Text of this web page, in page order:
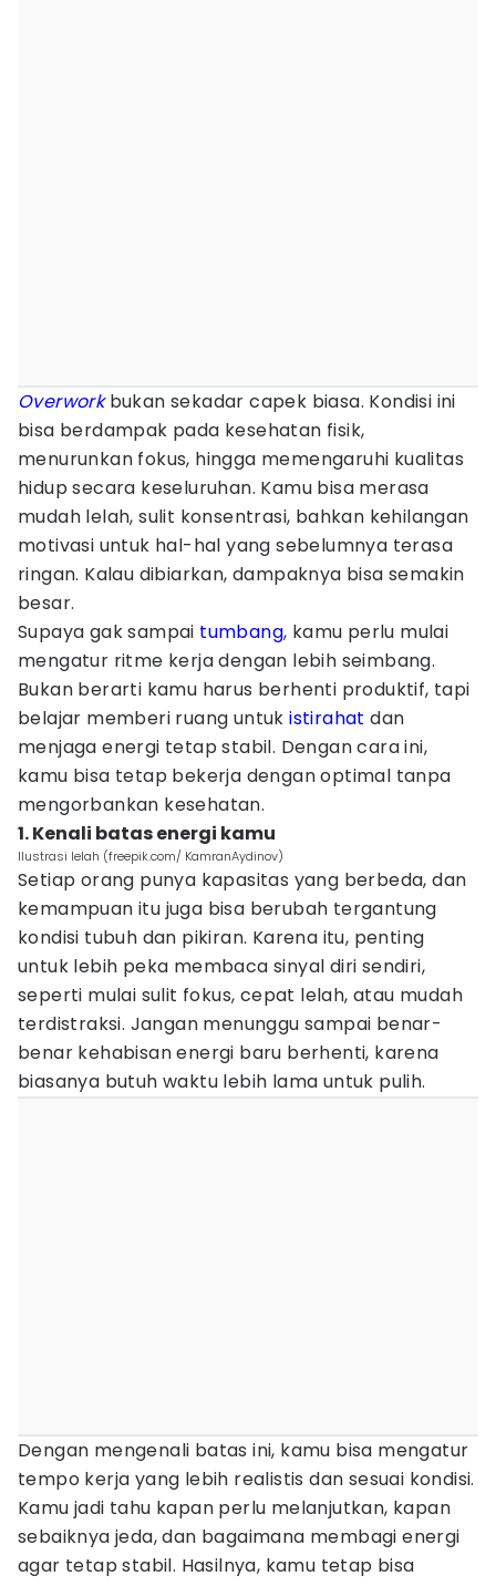
Overworkbukan sekadar capek biasa. Kondisi ini
bisa berdampak pada kesehatan fisik,
menurunkan fokus, hingga memengaruhi kualitas
hidup secara keseluruhan. Kamu bisa merasa
mudah lelah, sulit konsentrasi, bahkan kehilangan
motivasi untuk hal-hal yang sebelumnya terasa
ringan. Kalau dibiarkan, dampaknya bisa semakin
besar.
Supaya gak sampai tumbang, kamu perlu mulai
mengatur ritme kerja dengan lebih seimbang.
Bukan berarti kamu harus berhenti produktif, tapi
belajar memberi ruang untukistirahat dan
menjaga energi tetap stabil. Dengan cara ini,
kamu bisa tetap bekerja dengan optimal tanpa
mengorbankan kesehatan.
1. Kenali batas energi kamu
Ilustrasi lelah (freepik.com/ KamranAydinov)
Setiap orang punya kapasitas yang berbeda, dan
kemampuan itu juga bisa berubah tergantung
kondisi tubuh dan pikiran. Karena itu, penting
untuk lebih peka membaca sinyal diri sendiri,
seperti mulai sulit fokus, cepat lelah, atau mudah
terdistraksi. Jangan menunggu sampai benar-
benar kehabisan energi baru berhenti, karena
biasanya butuh waktu lebih lama untuk pulih.
Dengan mengenali batas ini, kamu bisa mengatur
tempo kerja yang lebih realistis dan sesuai kondisi.
Kamu jadi tahu kapan perlu melanjutkan, kapan
sebaiknya jeda, dan bagaimana membagi energi
agar tetap stabil. Hasilnya, kamu tetap bisa